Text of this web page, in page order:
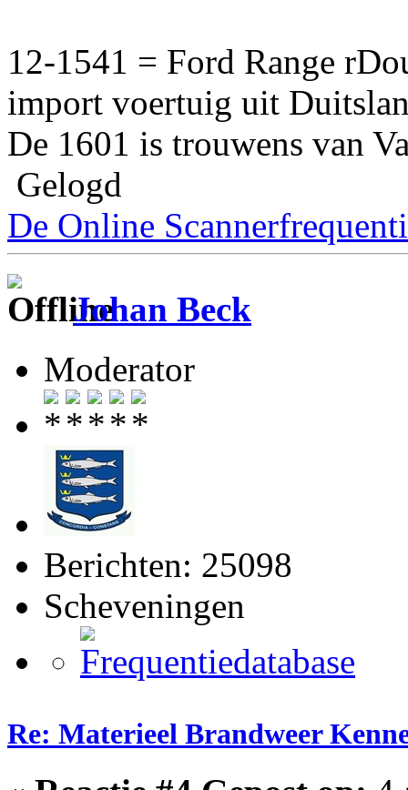
12-1541 = Ford Range
import voertuig uit
De 1601 is trouwens van
Gelogd
De Online
Johan Beck
Moderator
Berichten: 25098
Scheveningen
Re: Materieel Brandweer